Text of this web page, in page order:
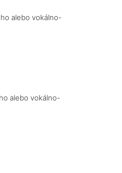
alebo vokálno-
alebo vokálno-